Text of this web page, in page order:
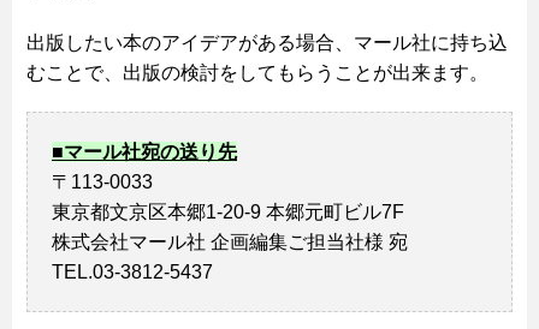
出版したい本のアイデアがある場合、マール社に持ち込
むことで、出版の検討をしてもらうことが出来ます。
■マール社宛の送り先
〒113-0033
東京都文京区本郷1-20-9 本郷元町ビル7F
株式会社マール社 企画編集ご担当社様 宛
TEL.03-3812-5437